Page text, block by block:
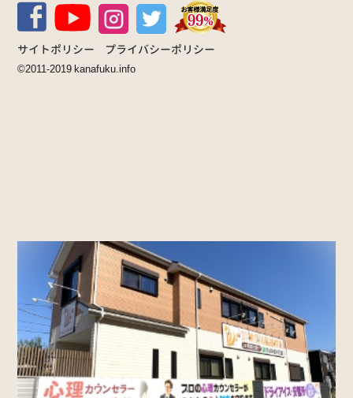
サイトポリシー プライバシーポリシー
©2011-2019 kanafuku.info